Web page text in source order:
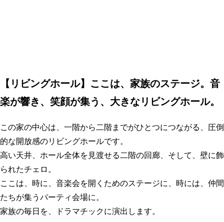
【 リビングホール】ここは、家族のステージ。音
楽が響き、笑顔が集う、大きなリビングホール。
この家の中心は、一階から二階までがひとつにつながる、圧倒
的な開放感のリビングホールです。
高い天井、ホール全体を見渡せる二階の回廊、そして、壁に飾
られたチェロ。
ここは、時に、音楽会を開くためのステージに、時には、仲間
たちが集うパーティ会場に。
家族の毎日を、ドラマチックに演出します。